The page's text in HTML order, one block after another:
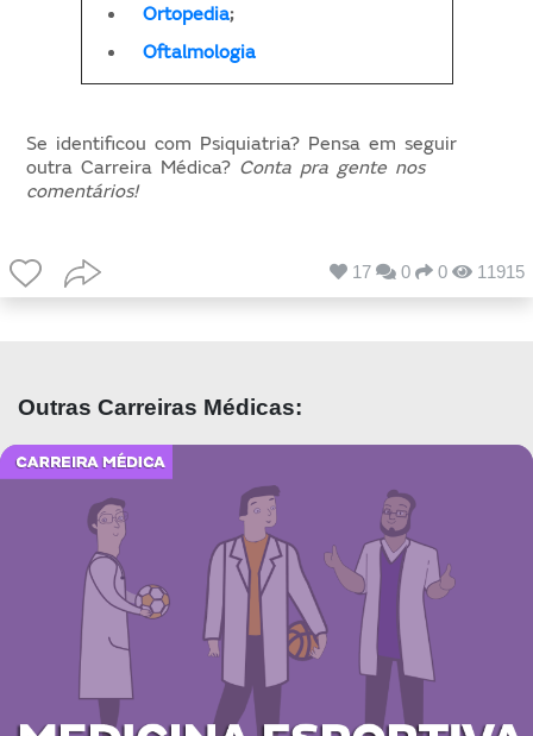
Ortopedia;
Oftalmologia
Se identificou com Psiquiatria? Pensa em seguir
outra Carreira Médica? Conta pra gente nos
comentários!
17 0 0 11915
Outras Carreiras Médicas: